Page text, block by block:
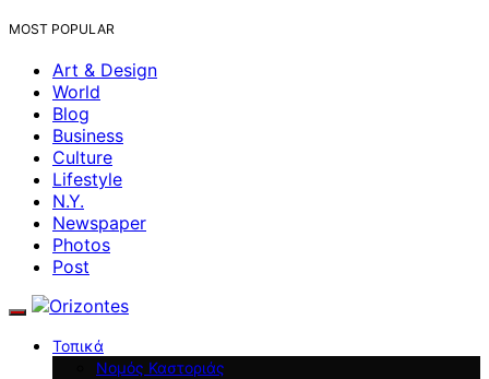
MOST POPULAR
Art & Design
World
Blog
Business
Culture
Lifestyle
N.Y.
Newspaper
Photos
Post
Τοπικά
Νομός Καστοριάς